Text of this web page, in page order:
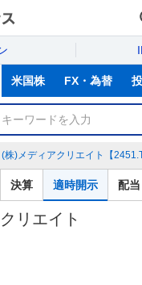
米国株 FX・為替
(株)メディアクリエイト【2451.T
決算 適時開示 配当
リエイト